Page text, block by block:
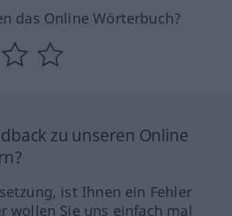
das Online Wörterbuch?
zu unseren Online
ist Ihnen ein Fehler
wollen Sie uns einfach mal